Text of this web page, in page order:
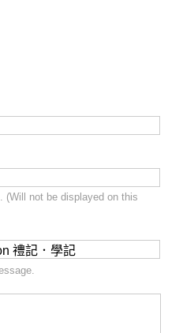
(Will notbe displayed on this